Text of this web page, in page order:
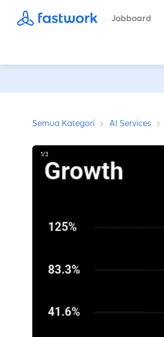
Jobboard
Semua Kategori AI Services
1/3